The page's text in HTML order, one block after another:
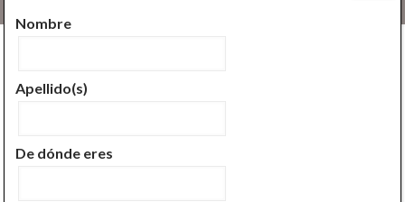
Nombre
Apellido(s)
De dónde eres